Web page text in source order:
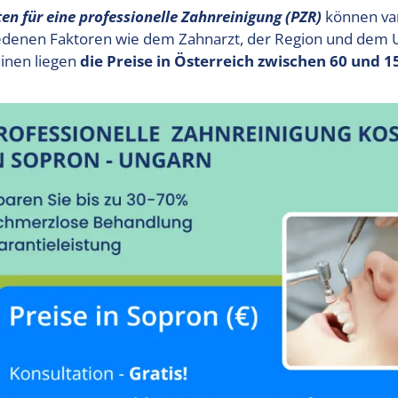
für eine professionelle Zahnreinigung (PZR) können
Faktoren wie dem Zahnarzt, der Region und dem
liegen die Preise in Österreich zwischen 60 und